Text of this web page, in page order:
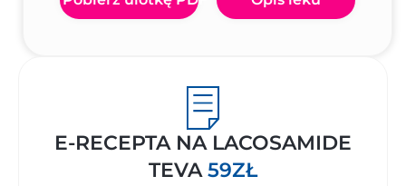
E-RECEPTA NA LACOSAMIDE
TEVA59ZŁ